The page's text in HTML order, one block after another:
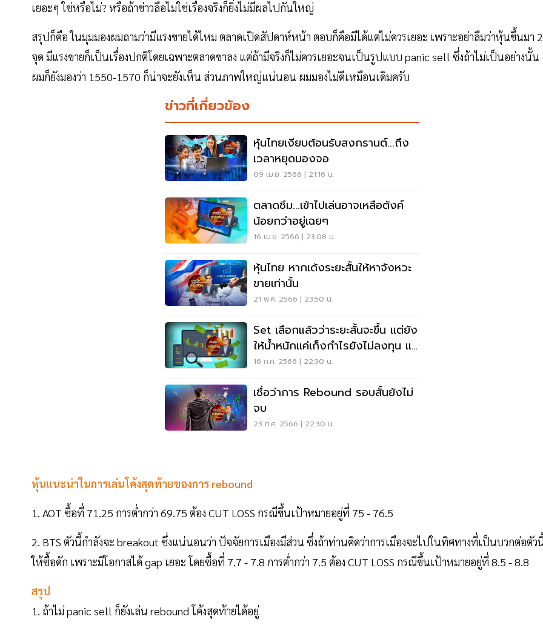
เยอะๆ ใช่หรือไม่? หรือถ้าข่าวลือไม่ใช่เรื่องจริงก็ยิ่งไม่มีผลไปกันใหญ่
สรุปก็คือ ในมุมมองผมถามว่ามีแรงขายได้ไหม ตลาดเปิดสัปดาห์หน้า ตอบก็คือมีได้แต่ไม่ควรเยอะ เพราะอย่าลืมว่าหุ้นขึ้นมา
จุด มีแรงขายก็เป็นเรื่องปกติโดยเฉพาะตลาดขาลง แต่ถ้ามีจริงก็ไม่ควรเยอะจนเป็นรูปแบบ panic sell ซึ่งถ้าไม่เป็นอย่างนั้น
ผมก็ยังมองว่า 1550-1570 ก็น่าจะยังเห็น ส่วนภาพใหญ่แน่นอน ผมมองไม่ดีเหมือนเดิมครับ
ข่าวที่เกี่ยวข้อง
หุ้นไทยเงียบต้อนรับสงกรานต์...ถึง
เวลาหยุดมองจอ
09 เม.ย. 2566 | 21:16 น.
ตลาดซึม...เข้าไปเล่นอาจเหลือตังค์
น้อยกว่าอยู่เฉยๆ
16 เม.ย. 2566 | 23:08 น.
หุ้นไทย หากเด้งระยะสั้นให้หาจังหวะ
ขายเท่านั้น
21 พ.ค. 2566 | 23:50 น.
Set เลือกแล้วว่าระยะสั้นจะขึ้น แต่ยัง
ให้น้ำหนักแค่เก็งกำไรยังไม่ลงทุน แต่
ก็ควรเล่น
16 ก.ค. 2566 | 22:30 น.
เชื่อว่าการ Rebound รอบสั้นยังไม่
จบ
23 ก.ค. 2566 | 22:30 น.
หุ้นแนะนำในการเล่นโค้งสุดท้ายของการ rebound
1. AOT ซื้อที่ 71.25 การต่ำกว่า 69.75 ต้อง CUT LOSS กรณีขึ้นเป้าหมายอยู่ที่ 75 - 76.5
2. BTS ตัวนี้กำลังจะ breakout ซึ่งแน่นอนว่า ปัจจัยการเมืองมีส่วน ซึ่งถ้าท่านคิดว่าการเมืองจะไปในทิศทางที่เป็นบวกต่อตัว
ให้ซื้อดัก เพราะมีโอกาสได้ gap เยอะ โดยซื้อที่ 7.7 - 7.8 การต่ำกว่า 7.5 ต้อง CUT LOSS กรณีขึ้นเป้าหมายอยู่ที่ 8.5 - 8.8
สรุป
1. ถ้าไม่ panic sell ก็ยังเล่น rebound โค้งสุดท้ายได้อยู่